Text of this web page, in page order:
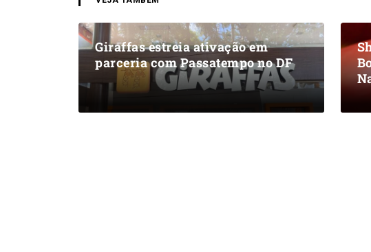
Giraffas estreia ativação em
parceria com Passatempo no DF